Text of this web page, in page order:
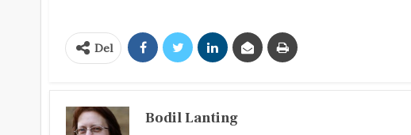
Del
Bodil Lanting